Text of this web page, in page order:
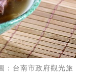
台南市政府觀光旅